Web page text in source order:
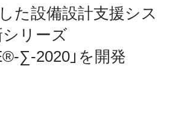
た設備設計支援シス
リーズ
∑-2020」を開発